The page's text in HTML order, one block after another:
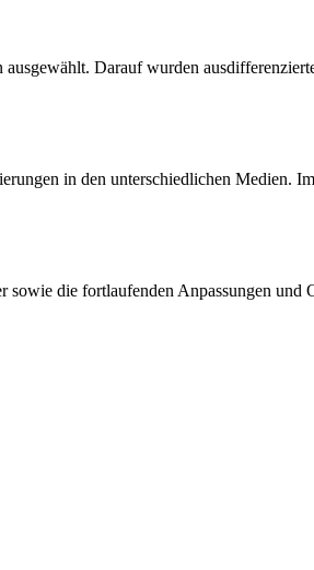
Darauf wurden
in den unterschiedlichen Medien.
sowie die fortlaufenden Anpassungen